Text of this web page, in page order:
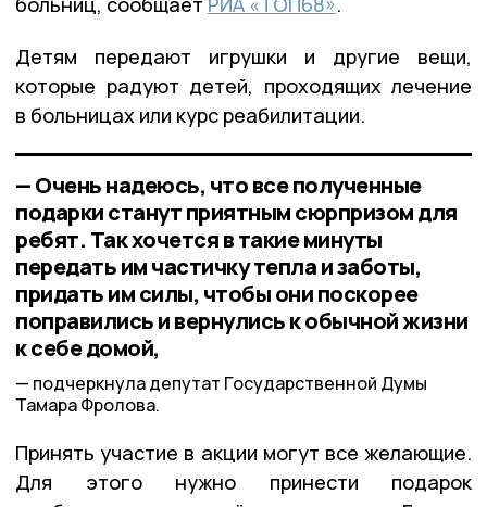
Детям передают игрушки и другие вещи,
которые радуют детей, проходящих лечение
в больницах или курс реабилитации.
— Очень надеюсь, что все полученные
подарки станут приятным сюрпризом для
ребят. Так хочется в такие минуты
передать им частичку тепла и заботы,
придать им силы, чтобы они поскорее
поправились и вернулись к обычной жизни
к себе домой,
подчеркнула депутат Государственной Думы
Тамара Фролова.
Принять участие в акции могут все желающие.
Для этого нужно принести подарок